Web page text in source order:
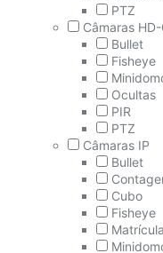
PTZ
Câmaras HD-
Bullet
Fisheye
Ocultas
PIR
PTZ
Câmaras IP
Bullet
Cubo
Fisheye